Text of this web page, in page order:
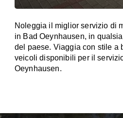
Noleggia il miglior servizio di
in Bad Oeynhausen, in
del paese. Viaggia con stile a
veicoli disponibili per il
Oeynhausen.